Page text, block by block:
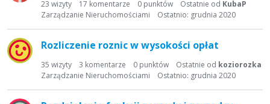
a
23 wizyty 17 komentarze 0 punktów Ostatnie od KubaP
Ostatnio: grudnia 2020
Zarządzanie Nieruchomościami
Rozliczenie roznic w wysokości opłat
35 wizyty 3 komentarze 0 punktów Ostatnie od koziorozka
Ostatnio: grudnia 2020
Zarządzanie Nieruchomościami